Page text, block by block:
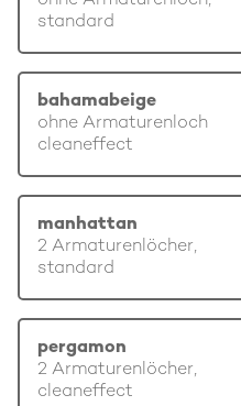
standard
bahamabeige
ohne Armaturenloch
cleaneffect
manhattan
2 Armaturenlöcher,
standard
pergamon
2 Armaturenlöcher,
cleaneffect